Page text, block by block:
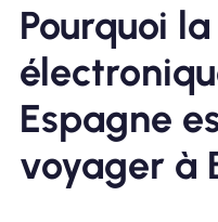
Pourquoi
Espagne
voyager à